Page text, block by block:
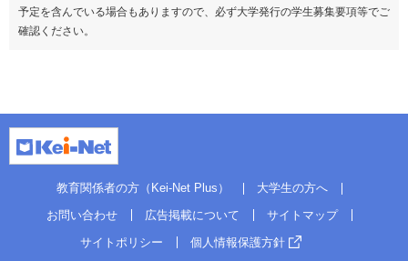
予定を含んでいる場合もありますので、必ず大学発行の学生募集要項等でご
確認ください。
教育関係者の方（Kei-Net Plus）
大学生の方へ
お問い合わせ
広告掲載について
サイトマップ
サイトポリシー
個人情報保護方針